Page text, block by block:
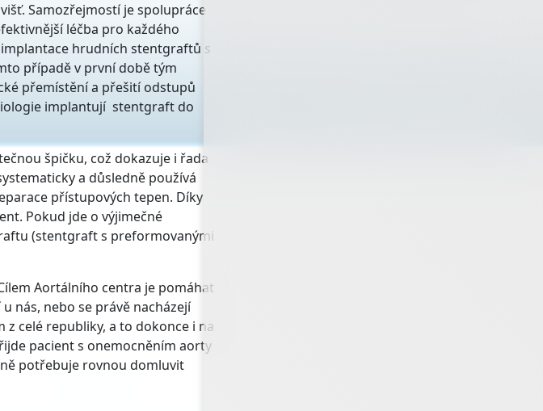
Samozřejmostí je spolupráce
léčba pro každého
hrudních stentgraftů s
případě v první době tým
přemístění a přešití odstupů
implantují stentgraft do
špičku, což dokazuje i řada
a důsledně používá
přístupových tepen. Díky
Pokud jde o výjimečné
(stentgraft s preformovanými
Aortálního centra je pomáhat
nás, nebo se právě nacházejí
celé republiky, a to dokonce i na
pacient s onemocněním aorty
potřebuje rovnou domluvit